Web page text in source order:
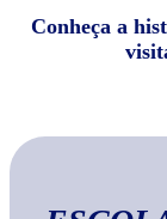
Conheça a